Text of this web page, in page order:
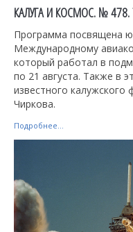
КАЛУГА И КОСМОС. № 478.
Программа посвящена
Международному
который работал в
по 21 августа. Также в
известного
Чиркова.
Подробнее...